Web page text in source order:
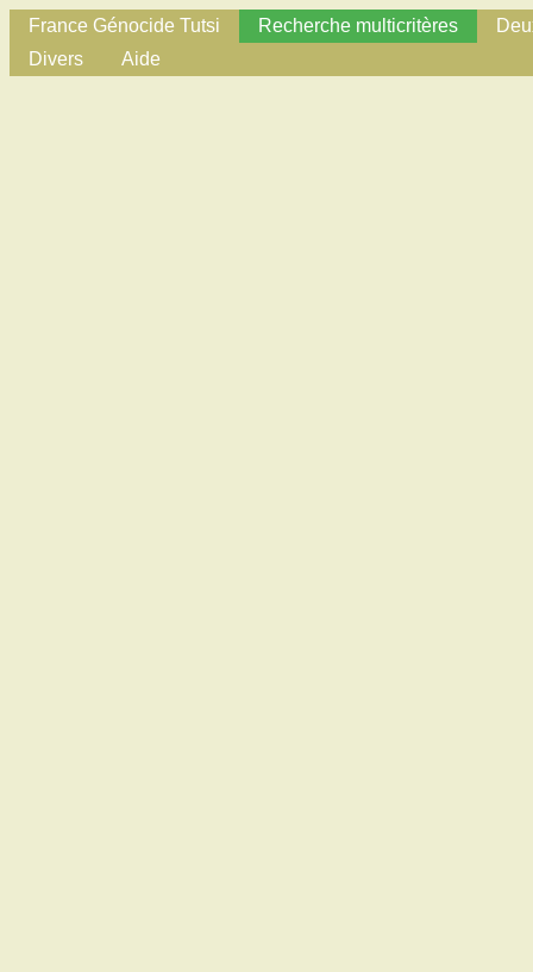
France Génocide Tutsi Recherche multicritères
Divers
Aide